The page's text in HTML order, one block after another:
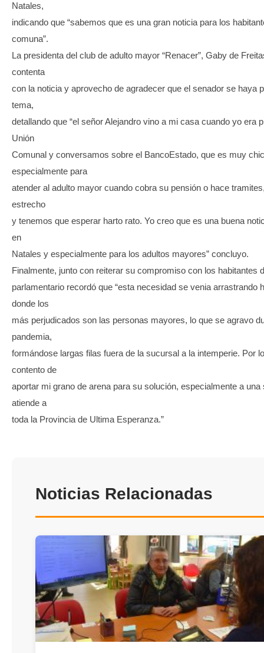
Natales,
indicando que “sabemos que es una gran noticia para los
comuna”.
La presidenta del club de adulto mayor “Renacer”, Gaby de
contenta
con la noticia y aprovecho de agradecer que el senador se haya
tema,
detallando que “el señor Alejandro vino a mi casa cuando yo era
Unión
Comunal y conversamos sobre el BancoEstado, que es muy
especialmente para
atender al adulto mayor cuando cobra su pensión o hace
estrecho
y tenemos que esperar harto rato. Yo creo que es una buena
en
Natales y especialmente para los adultos mayores” concluyo.
Finalmente, junto con reiterar su compromiso con los habitantes
parlamentario recordó que “esta necesidad se venia arrastrando
donde los
más perjudicados son las personas mayores, lo que se agravo
pandemia,
formándose largas filas fuera de la sucursal a la intemperie. Por
contento de
aportar mi grano de arena para su solución, especialmente a una
atiende a
toda la Provincia de Ultima Esperanza.”
Noticias Relacionadas